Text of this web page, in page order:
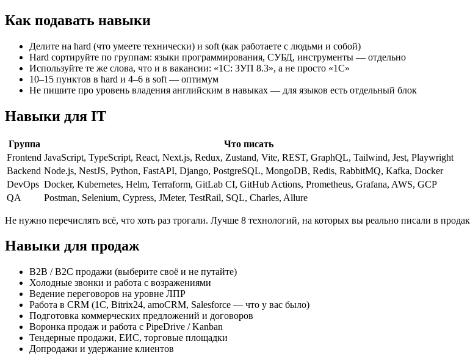
Как подавать навыки
Делите на hard (что умеете технически) и soft (как работаете с людьми и собой)
Hard сортируйте по группам: языки программирования, СУБД, инструменты — отдельно
Используйте те же слова, что и в вакансии: «1С: ЗУП 8.3», а не просто «1С»
10–15 пунктов в hard и 4–6 в soft — оптимум
Не пишите про уровень владения английским в навыках — для языков есть отдельный блок
Навыки для IT
Группа
Что писать
Frontend JavaScript, TypeScript, React, Next.js, Redux, Zustand, Vite, REST, GraphQL, Tailwind, Jest, Playwright
Backend Node.js, NestJS, Python, FastAPI, Django, PostgreSQL, MongoDB, Redis, RabbitMQ, Kafka, Docker
DevOps Docker, Kubernetes, Helm, Terraform, GitLab CI, GitHub Actions, Prometheus, Grafana, AWS, GCP
QA
Postman, Selenium, Cypress, JMeter, TestRail, SQL, Charles, Allure
Не нужно перечислять всё, что хоть раз трогали. Лучше 8 технологий, на которых вы реально писали в
Навыки для продаж
B2B / B2C продажи (выберите своё и не путайте)
Холодные звонки и работа с возражениями
Ведение переговоров на уровне ЛПР
Работа в CRM (1С, Bitrix24, amoCRM, Salesforce — что у вас было)
Подготовка коммерческих предложений и договоров
Воронка продаж и работа с PipeDrive / Kanban
Тендерные продажи, ЕИС, торговые площадки
Допродажи и удержание клиентов